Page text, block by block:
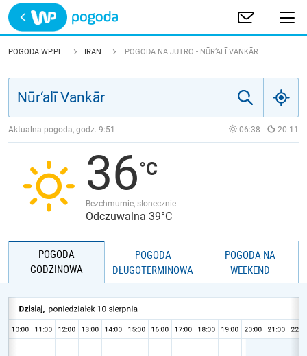
Trwa ładowanie
POLSKA
JAKOŚĆ POWIETRZA
POGODA WP.PL IRAN POGODA NA JUTRO - NŪR‘ALĪ VANKĀR
Aktualna pogoda, godz. 9:51 06:38 20:11
36
Bezchmurnie, słonecznie
Odczuwalna 39°C
POGODA
GODZINOWA
POGODA
DŁUGOTERMINOWA
POGODA NA
WEEKEND